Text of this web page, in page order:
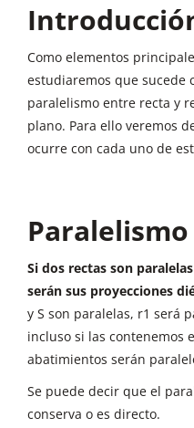
Como elementos
estudiaremos que sucede
paralelismo entre recta y
plano. Para ello veremos
ocurre con cada uno de
Si dos rectas son
serán sus proyecciones
y S son paralelas, r1 será
incluso si las contenemos
abatimientos serán
Se puede decir que el
conserva o es directo.